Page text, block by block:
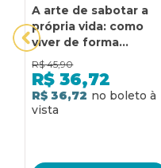
A arte de sabotar a
própria vida: como
viver de forma
intencional,
vencendo a si mesmo,
sendo bem-sucedido
aos olhos de Deus
R$ 45,90
R$ 36,72
R$ 36,72